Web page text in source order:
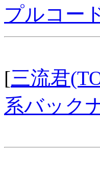
プルコー
[三流君
系バック